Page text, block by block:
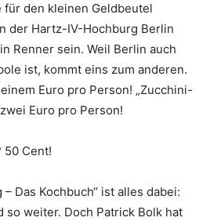
den kleinen Geldbeutel
der Hartz-IV-Hochburg Berlin
Renner sein. Weil Berlin auch
ist, kommt eins zum anderen.
Euro pro Person! „Zucchini-
Euro pro Person!
50 Cent!
– Das Kochbuch“ ist alles dabei:
so weiter. Doch Patrick Bolk hat